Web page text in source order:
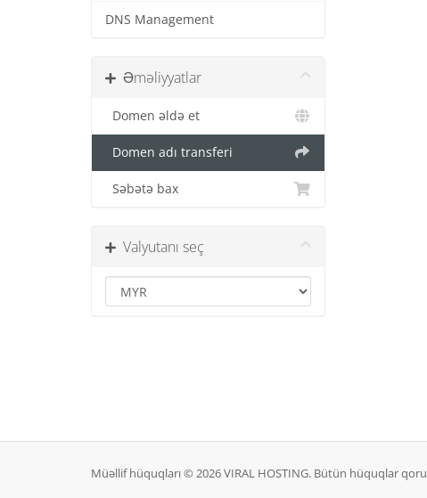
DNS Management
Əməliyyatlar
Domen əldə et
Domen adı transferi
Səbətə bax
Valyutanı seç
Müəllif hüquqları © 2026 VIRAL HOSTING. Bütün hüquqlar